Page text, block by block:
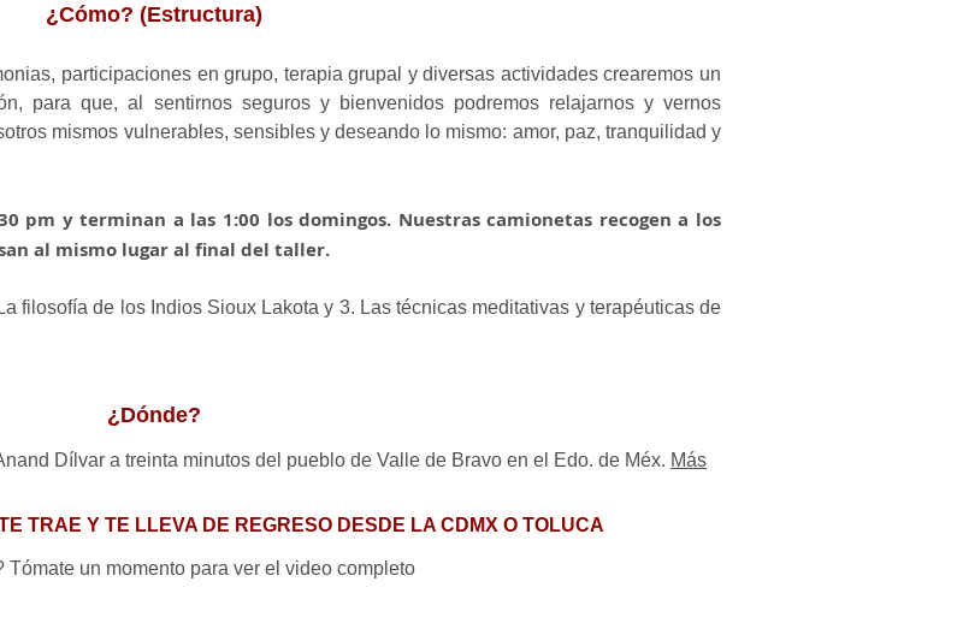
¿Cómo? (Estructura)
participaciones en grupo, terapia grupal y diversas actividades crearemos un
para que, al sentirnos seguros y bienvenidos podremos relajarnos y vernos
mismos vulnerables, sensibles y deseando lo mismo: amor, paz, tranquilidad y
pm y terminan a las 1:00 los domingos. Nuestras camionetas recogen a los
al mismo lugar al final del taller.
filosofía de los Indios Sioux Lakota y 3. Las técnicas meditativas y terapéuticas de
¿Dónde?
Dílvar a treinta minutos del pueblo de Valle de Bravo en el Edo. de Méx. Más
TRAE Y TE LLEVA DE REGRESO DESDE LA CDMX O TOLUCA
Tómate un momento para ver el video completo